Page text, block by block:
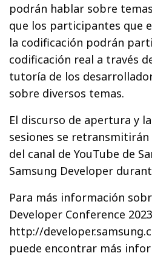
podrán hablar sobre
que los participantes que
la codificación podrán
codificación real a través
tutoría de los
sobre diversos temas.
El discurso de apertura y
sesiones se
del canal de YouTube de
Samsung Developer
Para más información
Developer Conference
http://
puede encontrar más